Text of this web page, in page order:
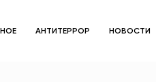
АНТИТЕРРОР НОВОСТИ